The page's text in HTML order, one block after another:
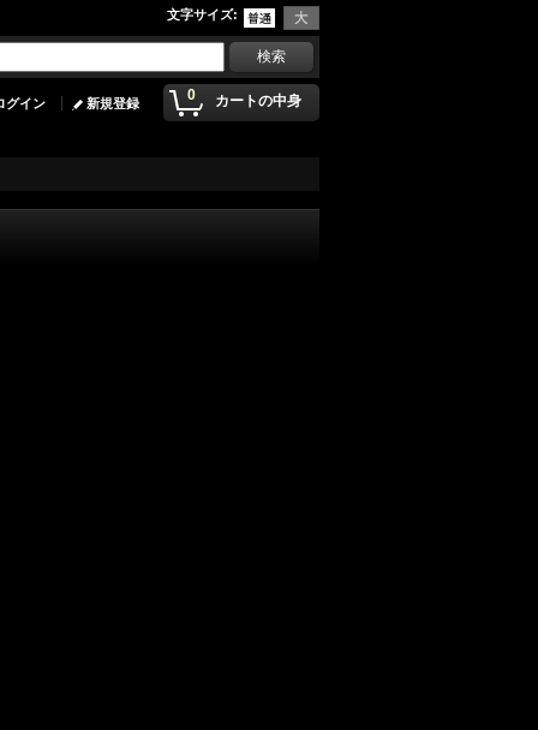
文字サイズ:
0 カートの中身
グイン 新規登録